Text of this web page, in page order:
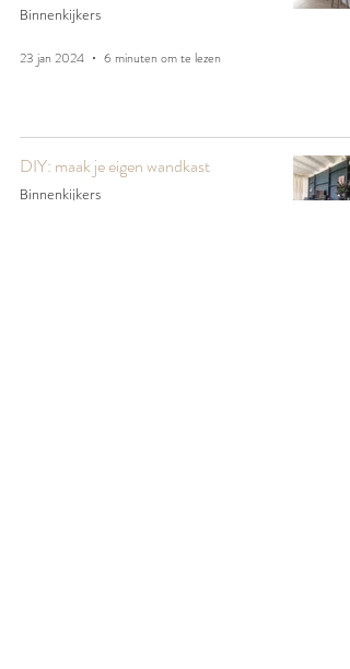
Binnenkijkers
23 jan 2024 6 minuten om te lezen
DIY: maak je eigen wandkast
Binnenkijkers